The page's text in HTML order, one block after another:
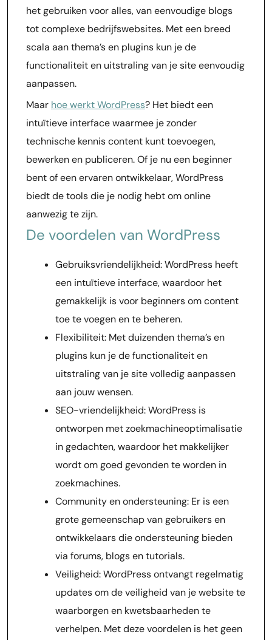
het gebruiken voor alles, van eenvoudige blogs
tot complexe bedrijfswebsites. Met een breed
scala aan thema’s en plugins kun je de
functionaliteit en uitstraling van je site eenvoudig
aanpassen.
Maar hoe werkt WordPress? Het biedt een
intuïtieve interface waarmee je zonder
technische kennis content kunt toevoegen,
bewerken en publiceren. Of je nu een beginner
bent of een ervaren ontwikkelaar, WordPress
biedt de tools die je nodig hebt om online
aanwezig te zijn.
De voordelen van WordPress
Gebruiksvriendelijkheid: WordPress heeft
een intuïtieve interface, waardoor het
gemakkelijk is voor beginners om content
toe te voegen en te beheren.
Flexibiliteit: Met duizenden thema’s en
plugins kun je de functionaliteit en
uitstraling van je site volledig aanpassen
aan jouw wensen.
SEO-vriendelijkheid: WordPress is
ontworpen met zoekmachineoptimalisatie
in gedachten, waardoor het makkelijker
wordt om goed gevonden te worden in
zoekmachines.
Community en ondersteuning: Er is een
grote gemeenschap van gebruikers en
ontwikkelaars die ondersteuning bieden
via forums, blogs en tutorials.
Veiligheid: WordPress ontvangt regelmatig
updates om de veiligheid van je website te
waarborgen en kwetsbaarheden te
verhelpen. Met deze voordelen is het geen